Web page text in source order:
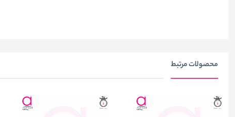
محصولات مرتبط